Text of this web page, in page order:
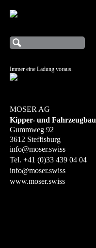
Immer eine Ladung voraus.
MOSER AG
Kipper- und Fahrzeugbau
Gummweg 92
3612 Steffisburg
info@moser.swiss
Tel. +41 (0)33 439 04 04
info@moser.swiss
www.moser.swiss